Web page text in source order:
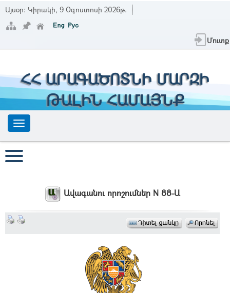
Այսօր: Կիրակի, 9 Օգոստոսի 2026թ.
Մուտք
ՀՀ ԱՐԱԳԱԾՈՏՆԻ ՄԱՐԶԻ
ԹԱԼԻՆ ՀԱՄԱՅՆՔ
Ավագանու որոշումներ N 88-Ա